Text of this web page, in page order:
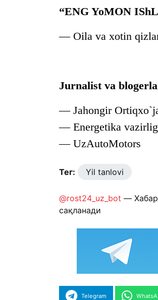
“ENG YoMON
— Oila va xotin
Jurnalist va
— Jahongir
— Energetika
— UzAutoMotors
Тег: Yil tanlovi
@rost24_uz_bot — Хабар
сақланади
Telegram